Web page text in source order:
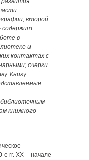
второй
содержит
в
и
контактах с
очерки
Книгу
книжного
гг. ХХ – начале